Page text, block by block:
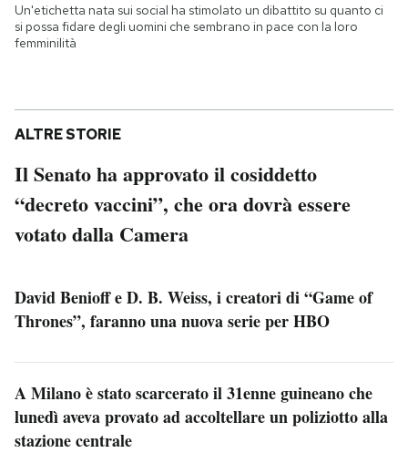
Un'etichetta nata sui social ha stimolato un dibattito su quanto ci
si possa fidare degli uomini che sembrano in pace con la loro
femminilità
ALTRE STORIE
Il Senato ha approvato il cosiddetto
“decreto vaccini”, che ora dovrà essere
votato dalla Camera
David Benioff e D. B. Weiss, i creatori di “Game of
Thrones”, faranno una nuova serie per HBO
A Milano è stato scarcerato il 31enne guineano che
lunedì aveva provato ad accoltellare un poliziotto alla
stazione centrale